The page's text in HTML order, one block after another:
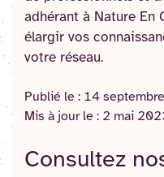
adhérant à Nature En
élargir vos
votre réseau.
Publié le : 14
Mis à jour le : 2 mai
Consultez